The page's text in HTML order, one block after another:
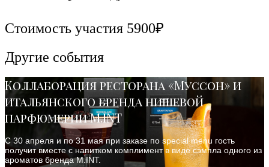
Стоимость участия 5900₽
Другие события
Коллаборация ресторана «Муссон» и
итальянского бренда нишевой
парфюмерии M.INT
С 30 апреля и по 31 мая при заказе по special menu гость
получит вместе с напитком комплимент в виде сэмпла одного из
ароматов бренда M.INT.